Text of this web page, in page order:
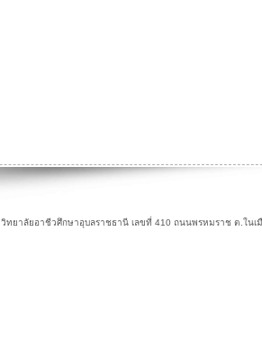
วิทยาลัยอาชีวศึกษาอุบลราชธานี เลขที่ 410 ถนนพรหมราช ต.ในเ